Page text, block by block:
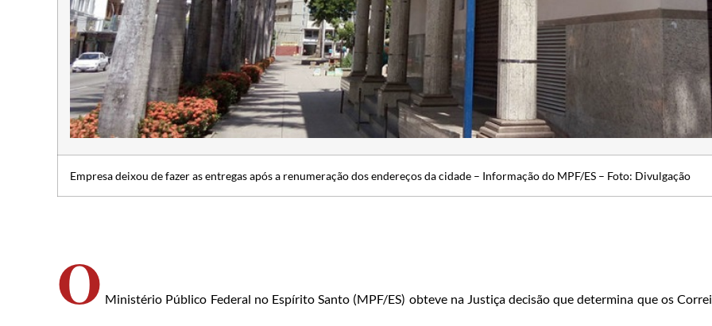
Empresa deixou de fazer as entregas após a renumeração dos endereços da cidade – Informação do MPF/ES – Foto: Divulgação
O Ministério Público Federal no Espírito Santo (MPF/ES) obteve na Justiça decisão que determina que os